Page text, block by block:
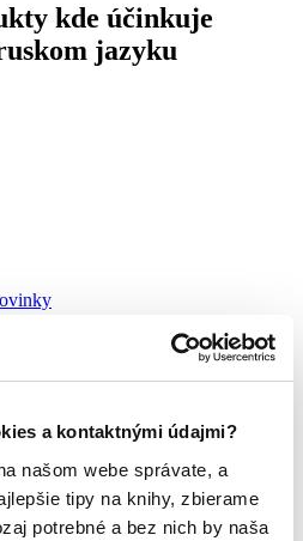
a kontaktnými údajmi?
našom webe správate, a
tipy na knihy, zbierame
potrebné a bez nich by naša
kde účinkuje
jazyku
pripravujeme
(0 titulov)dostupná (bez